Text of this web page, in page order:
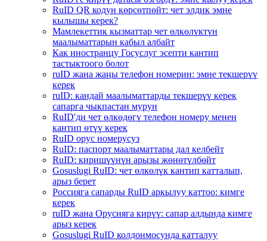
RuID QR кодун көрсөтпөйт: чет элдик эмне
кылышы керек?
Мамлекеттик кызматтар чет өлкөлүктүн
маалыматтарын кабыл албайт
Как иностранцу Госуслуг эсепти кантип
тастыктоого болот
ruID жана жаңы телефон номерин: эмне текшерүү
керек
ruID: кандай маалыматтарды текшерүү керек
сапарга чыкпастан мурун
RuID'ди чет өлкөдөгү телефон номеру менен
кантип өтүү керек
RuID орус номерусуз
RuID: паспорт маалыматтары дал келбейт
RuID: киришүүнүн арызы жөнөтүлбөйт
Gosuslugi RuID: чет өлкөлүк кантип катталып,
арыз берет
Россияга сапарды RuID аркылуу каттоо: кимге
керек
ruID жана Орусияга кирүү: сапар алдында кимге
арыз керек
Gosuslugi RuID колдонмосунда катталуу